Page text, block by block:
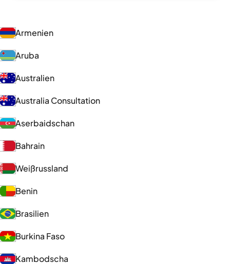
Armenien
Aruba
Australien
Australia Consultation
Aserbaidschan
Bahrain
Weißrussland
Benin
Brasilien
Burkina Faso
Kambodscha